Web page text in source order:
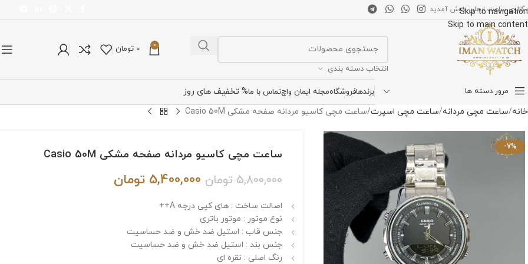
Skip to navigation
Skip to main content
گالری ساعت ایمان خوش آمدید
انتخاب دسته بندی
0
0 تومان
مرور دسته ها برندهافروشگاهمجله ایمان واچتماس با ما% تخفیف های روز
خانه ساعت مچی مردانه ساعت مچی اسپرت ساعت مچی کاسیو مردانه صفحه مشکی Casio 50M
-7%
ساعت مچی کاسیو مردانه صفحه مشکی Casio 50M
5,800,000 تومان 5,400,000 تومان
اصالت ساخت : های کپی درجه A++
نوع موتور : موتور باتری
جنس قاب : استیل ضد خش و ضد حساسیت
جنس بند : استیل ضد خش و ضد حساسیت
رنگ اصلی : نقره ای